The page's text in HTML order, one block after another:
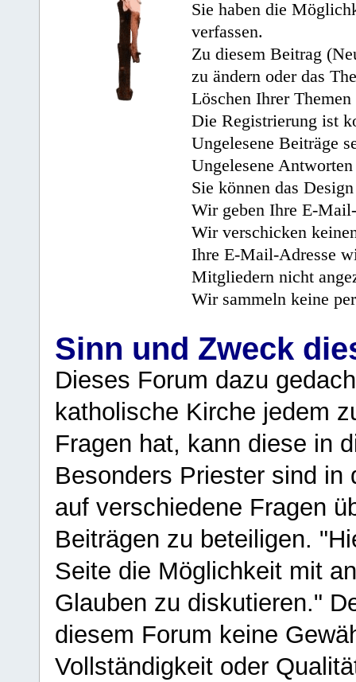
Sie haben die
verfassen.
Zu diesem Beitrag
zu ändern oder das
Löschen Ihrer
Die Registrierung ist
Ungelesene Beiträge
Ungelesene
Sie können das
Wir geben Ihre E-
Wir verschicken
Ihre E-Mail-Adresse
Mitgliedern nicht
Wir sammeln keine
Sinn und Zweck
Dieses Forum dazu
katholische Kirche jedem
Fragen hat, kann diese in
Besonders Priester sind in
auf verschiedene Fragen
Beiträgen zu beteiligen.
Seite die Möglichkeit mit
Glauben zu diskutieren."
diesem Forum keine
Vollständigkeit oder